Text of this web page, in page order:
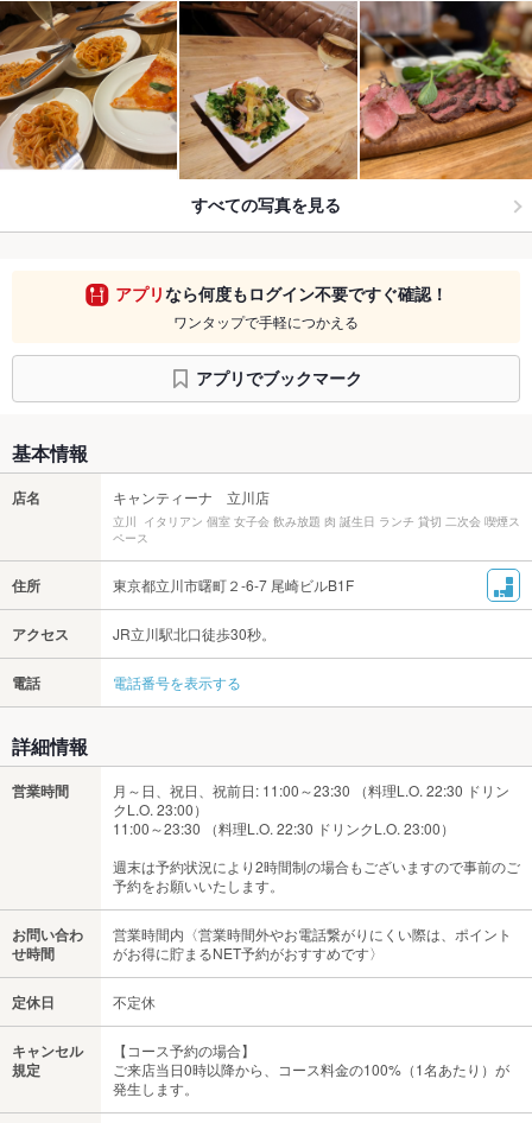
すべての写真を見る
アプリなら何度もログイン不要ですぐ確認！
ワンタップで手軽につかえる
アプリでブックマーク
基本情報
店名 キャンティーナ 立川店
立川 イタリアン 個室 女子会 飲み放題 肉 誕生日 ランチ 貸切 二次会 喫煙ス
ペース
住所 東京都立川市曙町２-6-7 尾崎ビルB1F
アクセス JR立川駅北口徒歩30秒。
電話 電話番号を表示する
詳細情報
営業時間
月～日、祝日、祝前日: 11:00～23:30 （料理L.O. 22:30 ドリン
クL.O. 23:00）
11:00～23:30 （料理L.O. 22:30 ドリンクL.O. 23:00）
週末は予約状況により2時間制の場合もございますので事前のご
予約をお願いいたします。
お問い合わ
せ時間
営業時間内〈営業時間外やお電話繋がりにくい際は、ポイント
がお得に貯まるNET予約がおすすめです〉
定休日 不定休
キャンセル
規定
【コース予約の場合】
ご来店当日0時以降から、コース料金の100%（1名あたり）が
発生します。